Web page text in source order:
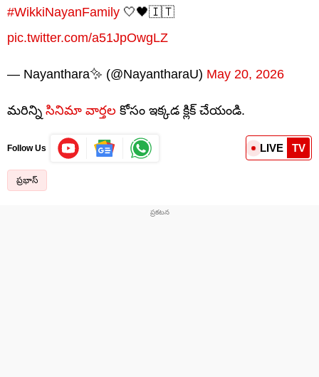
#WikkiNayanFamily 🤍🖤🇮🇹
pic.twitter.com/a51JpOwgLZ
— Nayanthara✨ (@NayantharaU) May 20, 2026
మరిన్ని సినిమా వార్తల కోసం ఇక్కడ క్లిక్ చేయండి.
Follow Us LIVE TV
ప్రభాస్